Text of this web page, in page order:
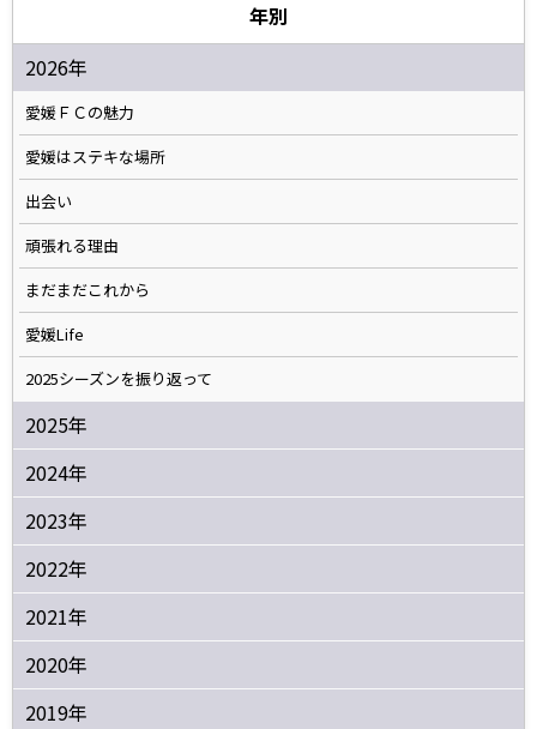
年別
2026年
愛媛ＦＣの魅力
愛媛はステキな場所
出会い
頑張れる理由
まだまだこれから
愛媛Life
2025シーズンを振り返って
2025年
2024年
2023年
2022年
2021年
2020年
2019年